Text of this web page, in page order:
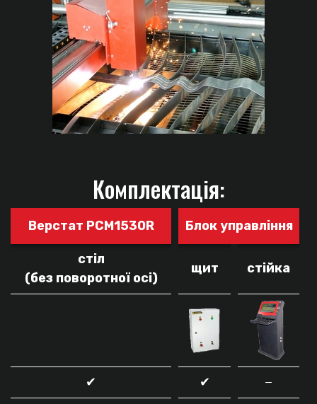
Комплектація:
Верстат PCM1530R Блок управління
стіл
(без поворотної осі)
щит стійка
✔ ✔
−